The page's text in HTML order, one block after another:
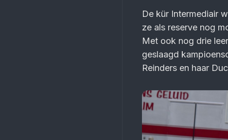
De kür Intermediair
ze als reserve nog
Met ook nog drie
geslaagd
Reinders en haar